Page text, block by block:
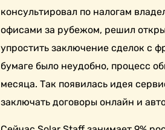
консультировал по налогам
офисами за рубежом, решил
упростить заключение сделок с
бумаге было неудобно, процесс
месяца. Так появилась идея
заключать договоры онлайн и